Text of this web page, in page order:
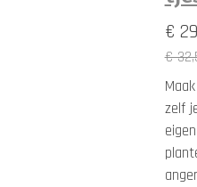
€
€
Maak
zelf
eigen